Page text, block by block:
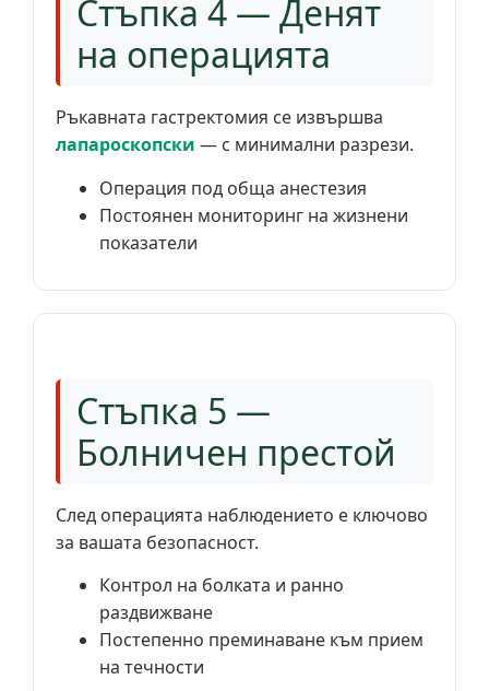
Стъпка 4 — Денят
на операцията
Ръкавната гастректомия се извършва
лапароскопски — с минимални разрези.
Операция под обща анестезия
Постоянен мониторинг на жизнени
показатели
Стъпка 5 —
Болничен престой
След операцията наблюдението е ключово
за вашата безопасност.
Контрол на болката и ранно
раздвижване
Постепенно преминаване към прием
на течности